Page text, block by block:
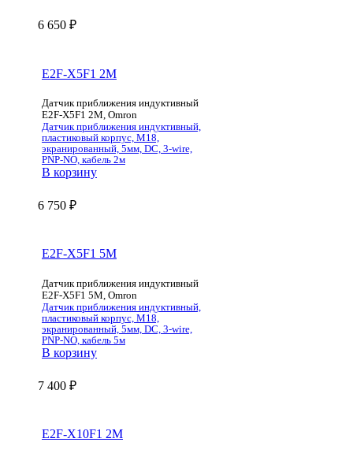
6 650 ₽
E2F-X5F1 2M
Датчик приближения индуктивный
E2F-X5F1 2M, Omron
Датчик приближения индуктивный,
пластиковый корпус, M18,
экранированный, 5мм, DC, 3-wire,
PNP-NO, кабель 2м
В корзину
6 750 ₽
E2F-X5F1 5M
Датчик приближения индуктивный
E2F-X5F1 5M, Omron
Датчик приближения индуктивный,
пластиковый корпус, M18,
экранированный, 5мм, DC, 3-wire,
PNP-NO, кабель 5м
В корзину
7 400 ₽
E2F-X10F1 2M